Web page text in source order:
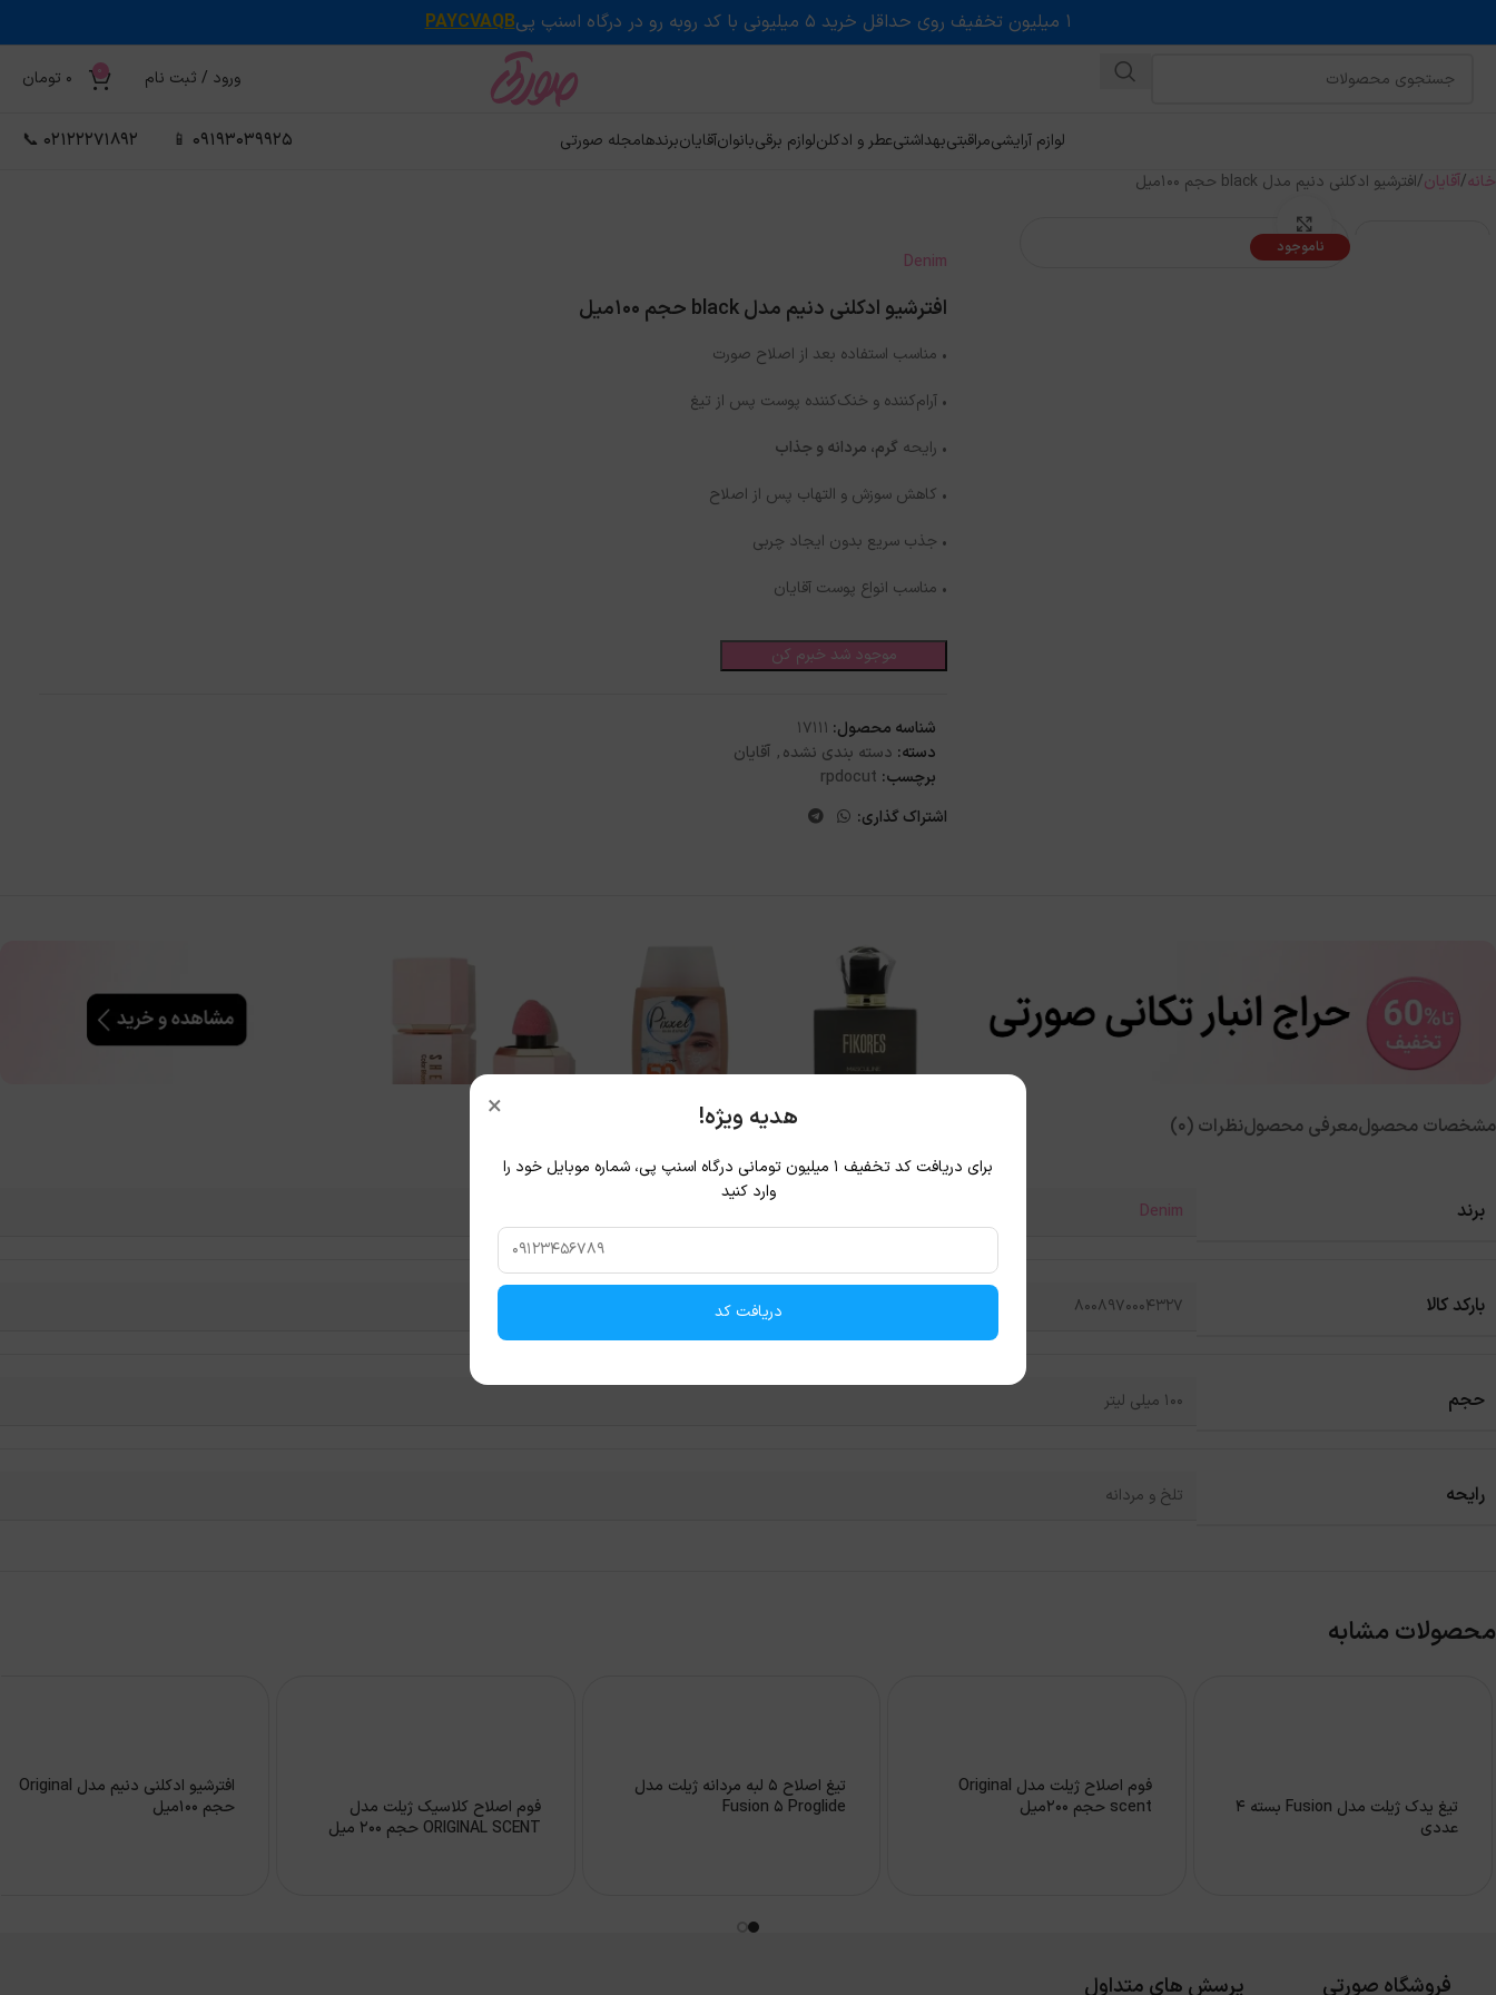
۱ میلیون تخفیف روی حداقل خرید ۵ میلیونی با کد روبه رو در درگاه اسنپ پی PAYCVAQB
ورود / ثبت نام 0
0 تومان
لوازم آرایشیمراقبتیبهداشتیعطر و ادکلنلوازم برقیبانوانآقایانبرندهامجله صورتی 09193039925 📱
02122271892 📞
خانه آقایان افترشیو ادکلنی دنیم مدل black حجم 100میل
ناموجود
Denim
افترشیو ادکلنی دنیم مدل black حجم 100میل
• مناسب استفاده بعد از اصلاح صورت
• آرام‌کننده و خنک‌کننده پوست پس از تیغ
• رایحه گرم، مردانه و جذاب
• کاهش سوزش و التهاب پس از اصلاح
• جذب سریع بدون ایجاد چربی
• مناسب انواع پوست آقایان
موجود شد خبرم کن
شناسه محصول: 17111
دسته: دسته بندی نشده, آقایان
برچسب: rpdocut
اشتراک گذاری:
مشخصات محصولمعرفی محصولنظرات (0)
برند Denim
بارکد کالا 8008970004327
حجم 100 میلی لیتر
رایحه تلخ و مردانه
محصولات مشابه
تیغ یدک ژیلت مدل Fusion بسته 4
عددی
فوم اصلاح ژیلت مدل Original
scent حجم 200میل
تیغ اصلاح 5 لبه مردانه ژیلت مدل
Fusion 5 Proglide
فوم اصلاح کلاسیک ژیلت مدل
ORIGINAL SCENT حجم 200 میل
افترشیو ادکلنی دنیم مدل Original
حجم 100میل
فروشگاه صورتی پرسش های متداول
× هدیه ویژه!
برای دریافت کد تخفیف ۱ میلیون تومانی درگاه اسنپ پی، شماره موبایل خود را
وارد کنید
دریافت کد